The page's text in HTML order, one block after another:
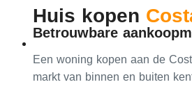
Huis kopen
Betrouwbare
Een woning kopen aan de
markt van binnen en buiten